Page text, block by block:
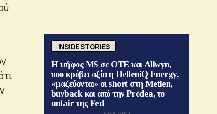
INSIDE STORIES
Η ψήφος MS σε ΟΤΕ και Allwyn,
που κρύβει αξία η HelleniQ Energy,
«μαζεύονται» οι short στη Metlen,
buyback και από την Prodea, το
unfair της Fed